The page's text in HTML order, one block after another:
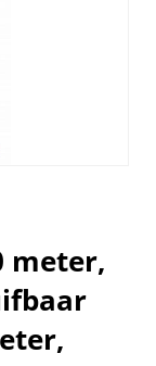
meter,